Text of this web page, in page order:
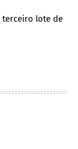
terceiro lote de